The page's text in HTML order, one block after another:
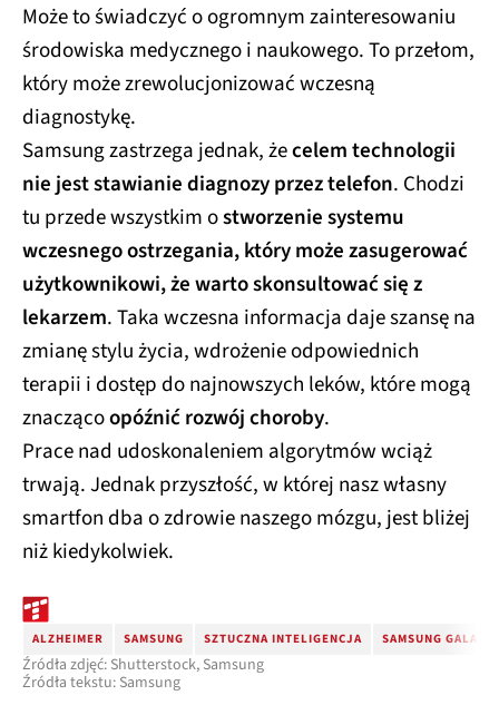
Może to świadczyć o ogromnym zainteresowaniu
środowiska medycznego i naukowego. To przełom,
który może zrewolucjonizować wczesną
diagnostykę.
Samsung zastrzega jednak, żecelem technologii
nie jest stawianie diagnozy przez telefon. Chodzi
tu przede wszystkim ostworzenie systemu
wczesnego ostrzegania, który może zasugerować
użytkownikowi, że warto skonsultować się z
lekarzem. Taka wczesna informacja daje szansę na
zmianę stylu życia, wdrożenie odpowiednich
terapii i dostęp do najnowszych leków, które mogą
znaczącoopóźnić rozwój choroby.
Prace nad udoskonaleniem algorytmów wciąż
trwają. Jednak przyszłość, w której nasz własny
smartfon dba o zdrowie naszego mózgu, jest bliżej
niż kiedykolwiek.
ALZHEIMER SAMSUNG SZTUCZNA INTELIGENCJA SAMSUNG GALAXY
Źródła zdjęć: Shutterstock, Samsung
Źródła tekstu: Samsung